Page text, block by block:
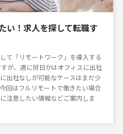
い！求人を探して転職す
て「リモートワーク」を導入する
が、週に何日かはオフィスに出社
出社なしが可能なケースはまだ少
回はフルリモートで働きたい場合
注意したい情報などご案内しま